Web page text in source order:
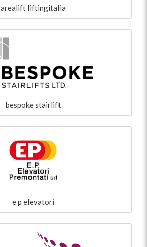
arealift liftingitalia
bespoke stairlift
e p elevatori